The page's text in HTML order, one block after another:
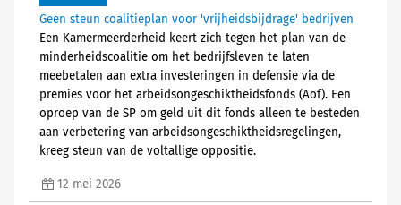
Geen steun coalitieplan voor 'vrijheidsbijdrage' bedrijven
Een Kamermeerderheid keert zich tegen het plan van de
minderheidscoalitie om het bedrijfsleven te laten
meebetalen aan extra investeringen in defensie via de
premies voor het arbeidsongeschiktheidsfonds (Aof). Een
oproep van de SP om geld uit dit fonds alleen te besteden
aan verbetering van arbeidsongeschiktheidsregelingen,
kreeg steun van de voltallige oppositie.
12 mei 2026